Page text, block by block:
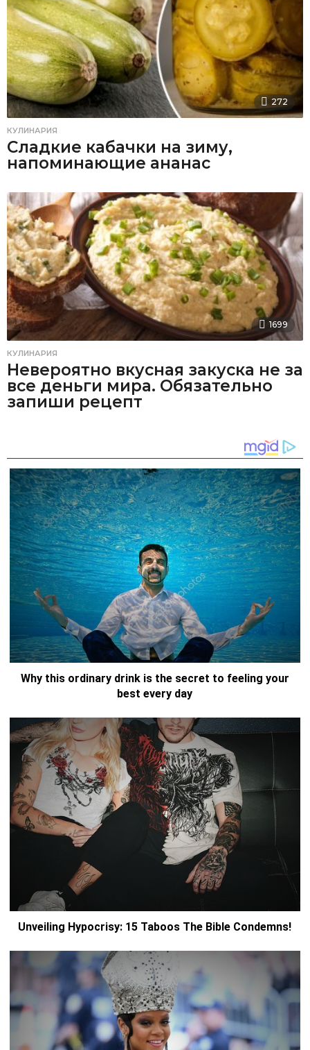
272
КУЛИНАРИЯ
Сладкие кабачки на зиму,
напоминающие ананас
1699
КУЛИНАРИЯ
Невероятно вкусная закуска не за
все деньги мира. Обязательно
запиши рецепт